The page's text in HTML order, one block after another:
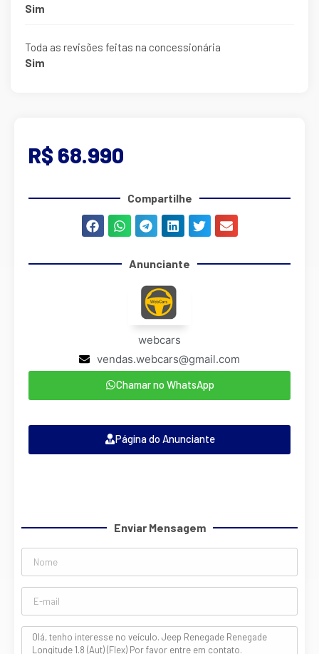
Sim
Toda as revisões feitas na concessionária
Sim
R$ 68.990
Compartilhe
Anunciante
webcars
vendas.webcars@gmail.com
Chamar no WhatsApp
Página do Anunciante
Enviar Mensagem